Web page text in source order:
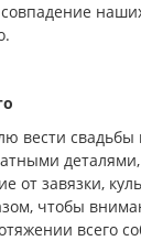
вести
от завязки,
чтобы
всего